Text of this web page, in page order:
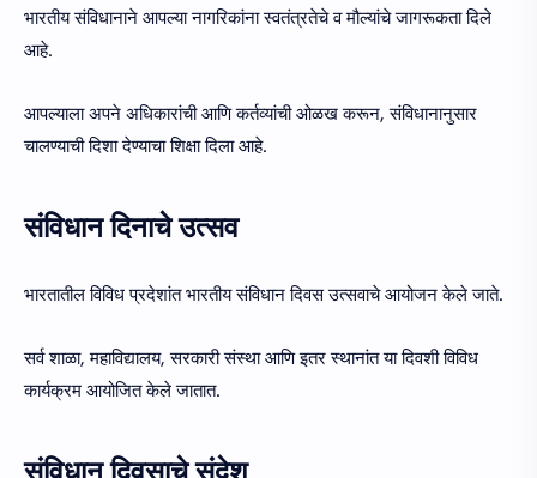
भारतीय संविधानाने आपल्या नागरिकांना स्वतंत्रतेचे व मौल्यांचे जागरूकता दिले
आहे.
आपल्याला अपने अधिकारांची आणि कर्तव्यांची ओळख करून, संविधानानुसार
चालण्याची दिशा देण्याचा शिक्षा दिला आहे.
संविधान दिनाचे उत्सव
भारतातील विविध प्रदेशांत भारतीय संविधान दिवस उत्सवाचे आयोजन केले जाते.
सर्व शाळा, महाविद्यालय, सरकारी संस्था आणि इतर स्थानांत या दिवशी विविध
कार्यक्रम आयोजित केले जातात.